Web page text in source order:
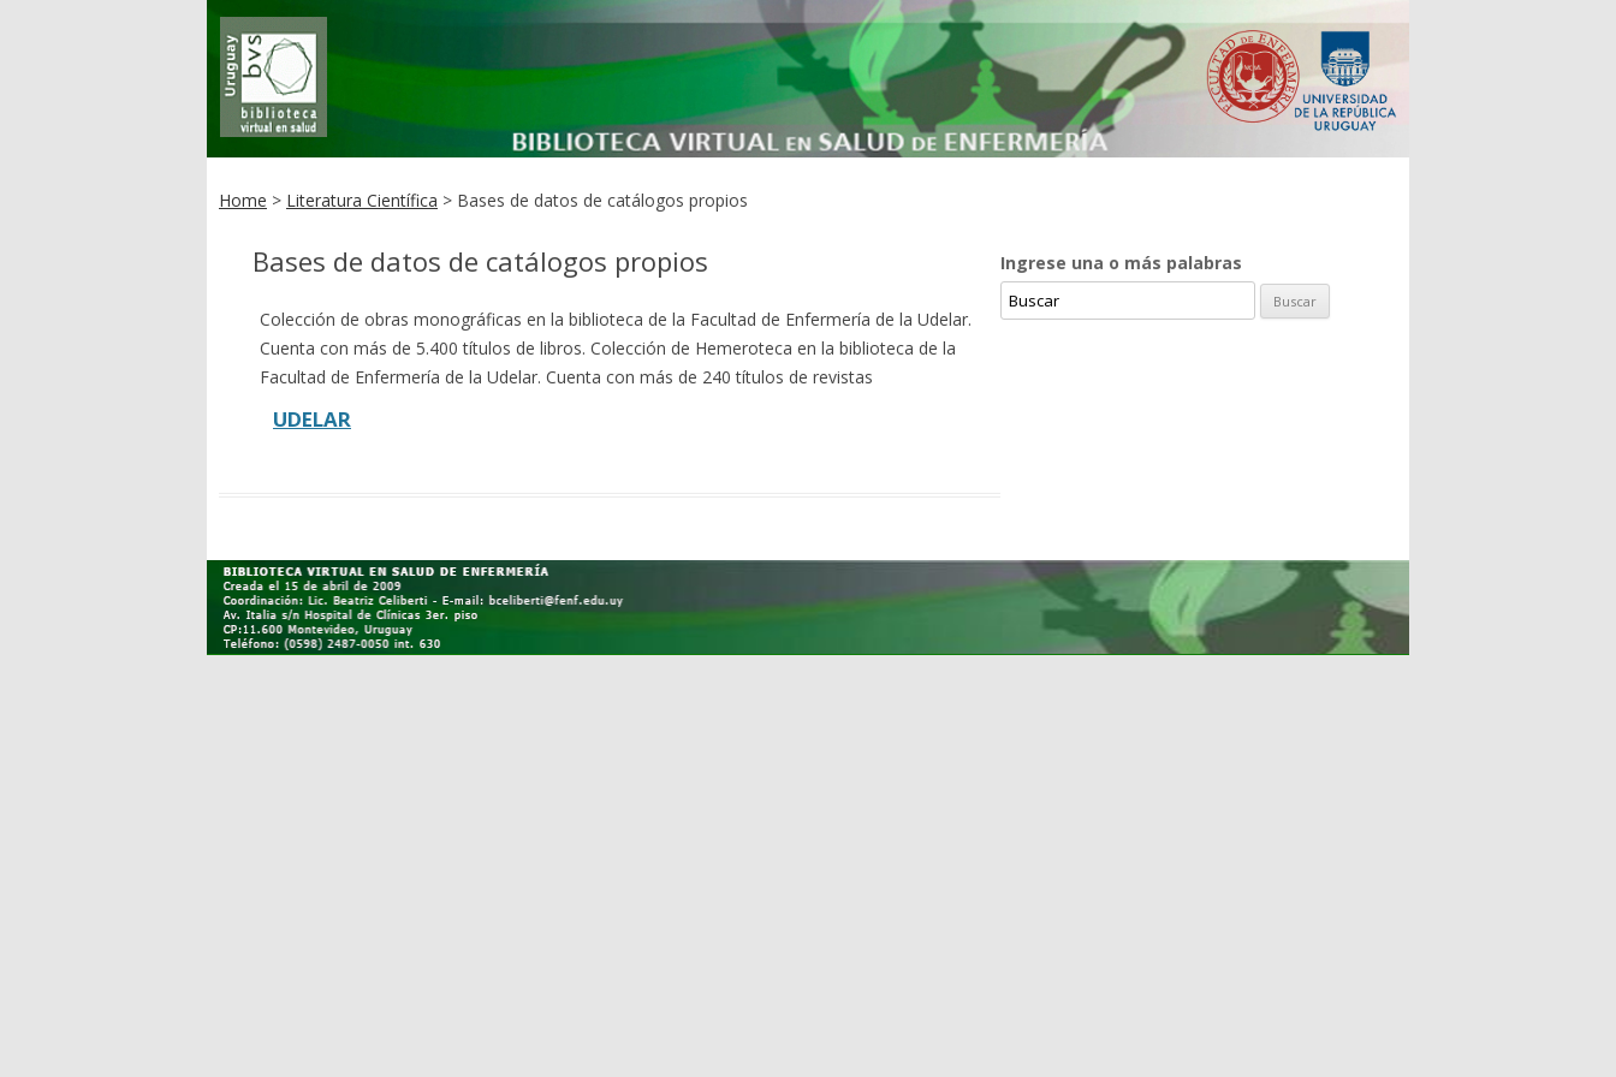
Home > Literatura Científica > Bases de datos de catálogos propios
Bases de datos de catálogos propios
Colección de obras monográficas en la biblioteca de la Facultad de Enfermería de la Udelar.
Cuenta con más de 5.400 títulos de libros. Colección de Hemeroteca en la biblioteca de la
Facultad de Enfermería de la Udelar. Cuenta con más de 240 títulos de revistas
UDELAR
Ingrese una o más palabras